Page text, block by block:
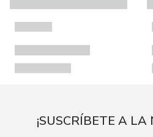
¡SUSCRÍBETE A